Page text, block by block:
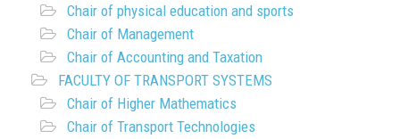
Chair of physical education and sports
Chair of Management
Chair of Accounting and Taxation
FACULTY OF TRANSPORT SYSTEMS
Chair of Higher Mathematics
Chair of Transport Technologies